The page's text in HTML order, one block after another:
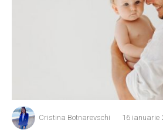
Cristina Botnarevschi 16 ianuarie